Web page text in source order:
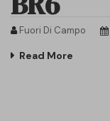
Fuori Di Campo
Read More